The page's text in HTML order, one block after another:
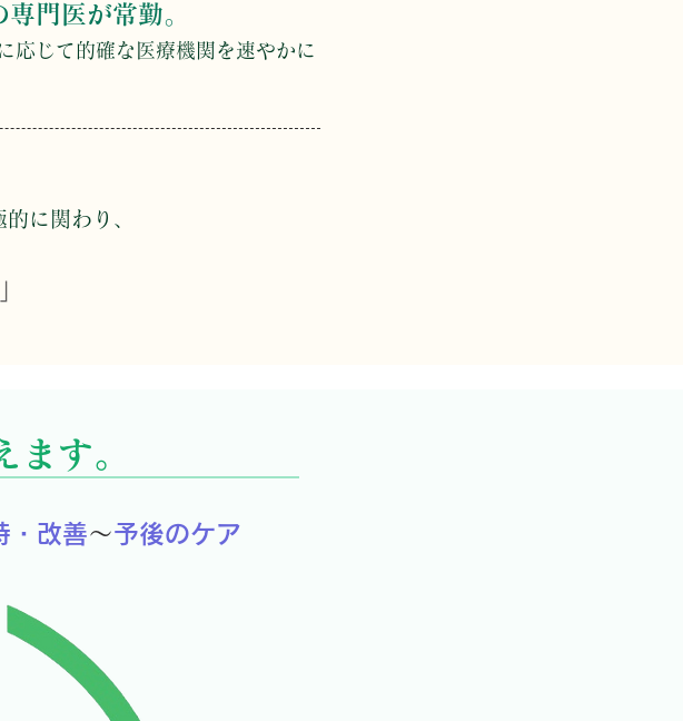
に関わり、
」
専門医が常勤。
応じて的確な医療機関を速やかに
・改善～予後のケア
ます。